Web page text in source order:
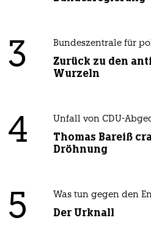
3 Bundeszentrale für
Zurück zu den
Wurzeln
4 Unfall von CDU-
Thomas Bareiß
Dröhnung
5 Was tun gegen den
Der Urknall